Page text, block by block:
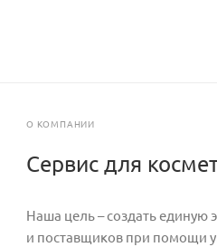
О КОМПАНИИ
Сервис для
Наша цель – создать единую
и поставщиков при помощи